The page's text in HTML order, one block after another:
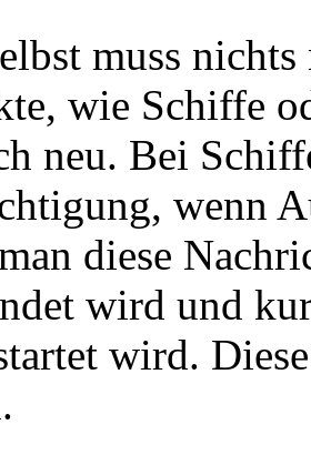
muss
wie Schiffe
neu. Bei
wenn
diese
wird und
wird.